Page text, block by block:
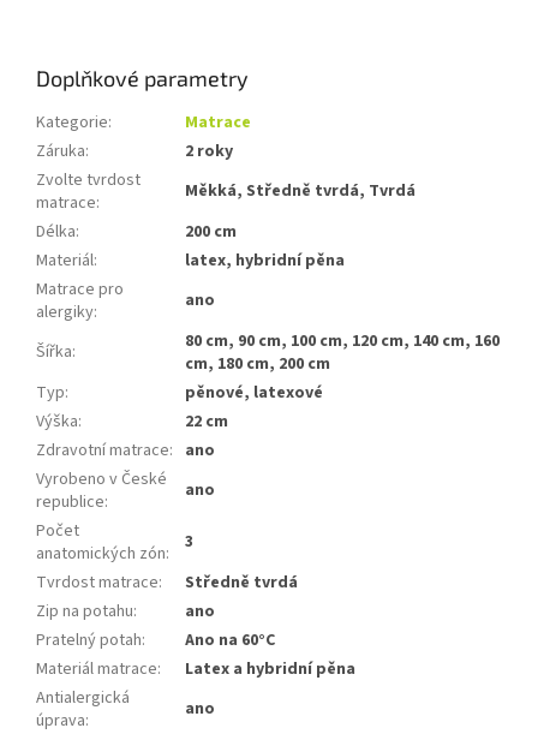
Doplňkové parametry
Kategorie:
Matrace
Záruka:
2 roky
Zvolte tvrdost
matrace:
Měkká, Středně tvrdá, Tvrdá
Délka:
200 cm
Materiál:
latex, hybridní pěna
Matrace pro
alergiky: ano
Šířka:
80 cm, 90 cm, 100 cm, 120 cm, 140 cm, 160
cm, 180 cm, 200 cm
Typ:
pěnové, latexové
Výška:
22 cm
Zdravotní matrace: ano
Vyrobeno v České
republice:
ano
Počet
anatomických zón:
3
Tvrdost matrace:
Středně tvrdá
Zip na potahu:
ano
Pratelný potah:
Ano na 60°C
Materiál matrace:
Latex a hybridní pěna
Antialergická
úprava:
ano